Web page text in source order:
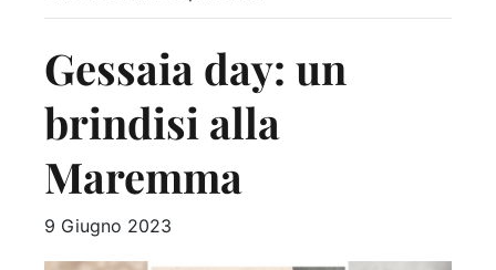
Gessaia day: un
brindisi alla
Maremma
9 Giugno 2023